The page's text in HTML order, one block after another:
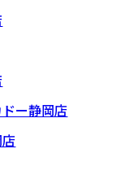
ー静岡店